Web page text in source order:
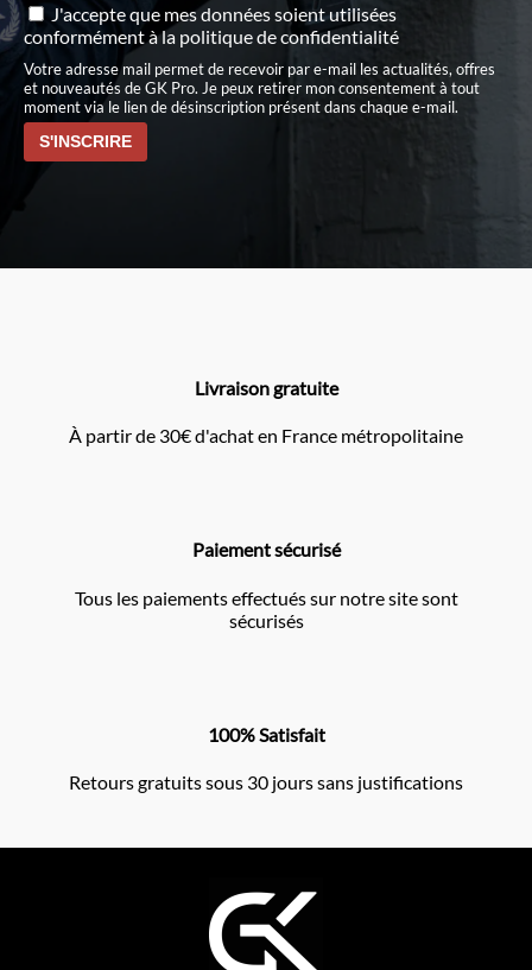
J'accepte que mes données soient utilisées
conformément àla politique de confidentialité
Votre adresse mail permet de recevoir par e-mail les actualités, offres
et nouveautés de GK Pro. Je peux retirer mon consentement à tout
moment via le lien de désinscription présent dans chaque e-mail.
Livraison gratuite
À partir de 30€ d'achat en France métropolitaine
Paiement sécurisé
Tous les paiements effectués sur notre site sont
sécurisés
100% Satisfait
Retours gratuits sous 30 jours sans justifications